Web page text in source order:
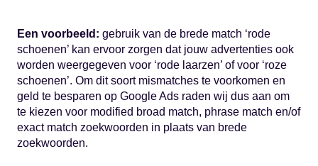
Een voorbeeld: gebruik van de brede match ‘rode
schoenen’ kan ervoor zorgen dat jouw advertenties ook
worden weergegeven voor ‘rode laarzen’ of voor ‘roze
schoenen’. Om dit soort mismatches te voorkomen en
geld te besparen op Google Ads raden wij dus aan om
te kiezen voor modified broad match, phrase match en/of
exact match zoekwoorden in plaats van brede
zoekwoorden.